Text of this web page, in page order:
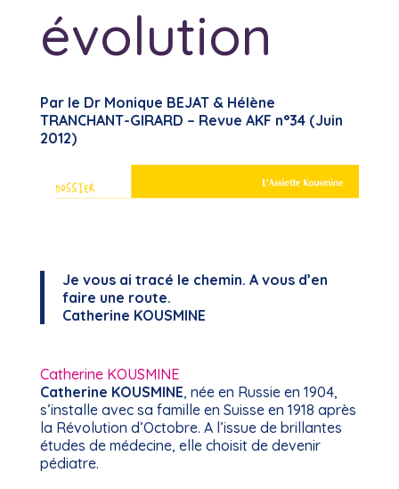
évolution
Par le Dr Monique BEJAT & Hélène
TRANCHANT-GIRARD – Revue AKF n°34 (Juin
2012)
Je vous ai tracé le chemin. A vous d’en
faire une route.
Catherine KOUSMINE
Catherine KOUSMINE
Catherine KOUSMINE, née en Russie en 1904,
s’installe avec sa famille en Suisse en 1918 après
la Révolution d’Octobre. A l’issue de brillantes
études de médecine, elle choisit de devenir
pédiatre.